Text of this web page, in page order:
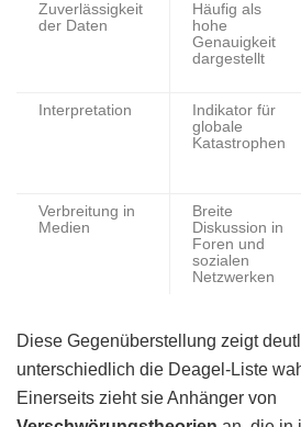
Zuverlässigkeit
der Daten
Häufig als
hohe
Genauigkeit
dargestellt
Interpretation
Indikator für
globale
Katastrophen
Verbreitung in
Medien
Breite
Diskussion in
Foren und
sozialen
Netzwerken
Diese Gegenüberstellung zeigt
unterschiedlich die Deagel-Liste
Einerseits zieht sie Anhänger von